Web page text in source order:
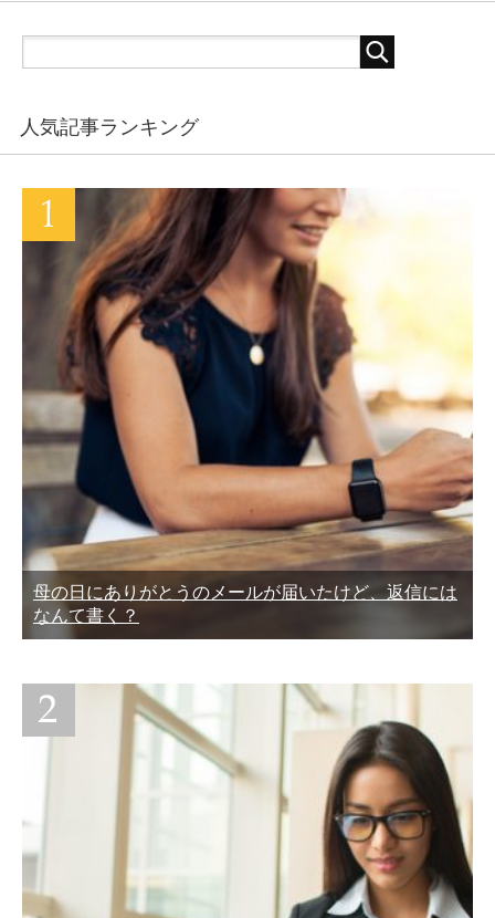
人気記事ランキング
母の日にありがとうのメールが届いたけど、返信には
なんて書く？